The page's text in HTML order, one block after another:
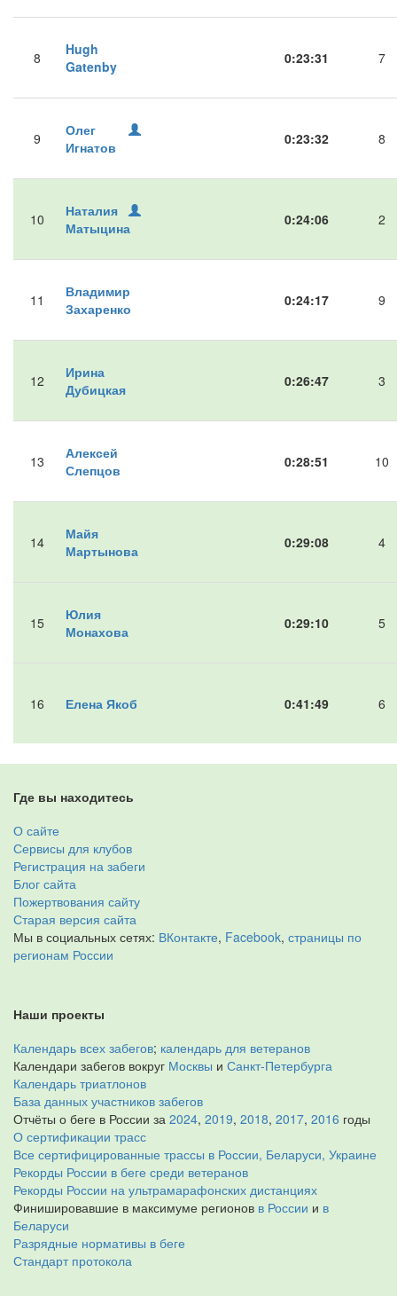
8
Hugh
Gatenby
0:23:31 7
9
Олег
Игнатов
0:23:32 8
10
Наталия
Матыцина
0:24:06 2
11
Владимир
Захаренко
0:24:17 9
12
Ирина
Дубицкая
0:26:47 3
13
Алексей
Слепцов
0:28:51 10
14
Майя
Мартынова
0:29:08 4
15
Юлия
Монахова
0:29:10 5
16 Елена Якоб 0:41:49 6
Где вы находитесь
О сайте
Сервисы для клубов
Регистрация на забеги
Блог сайта
Пожертвования сайту
Старая версия сайта
Мы в социальных сетях: ВКонтакте, Facebook, страницы по
регионам России
Наши проекты
Календарь всех забегов; календарь для ветеранов
Календари забегов вокруг Москвы и Санкт-Петербурга
Календарь триатлонов
База данных участников забегов
Отчёты о беге в России за 2024, 2019, 2018, 2017, 2016 годы
О сертификации трасс
Все сертифицированные трассы в России, Беларуси, Украине
Рекорды России в беге среди ветеранов
Рекорды России на ультрамарафонских дистанциях
Финишировавшие в максимуме регионов в России и в
Беларуси
Разрядные нормативы в беге
Стандарт протокола